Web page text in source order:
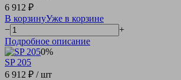
6 912 ₽
В корзинуУже в корзине
−
+
Подробное описание
0%
SP 205
6 912 ₽ / шт